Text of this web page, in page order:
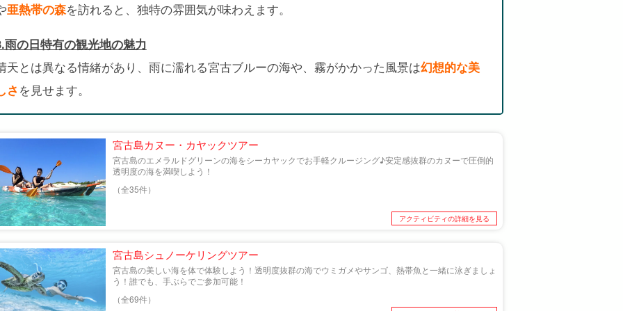
亜熱帯の森を訪れると、独特の雰囲気が味わえます。
雨の日特有の観光地の魅力
天とは異なる情緒があり、雨に濡れる宮古ブルーの海や、霧がかかった風景は幻想的な美
さを見せます。
宮古島カヌー・カヤックツアー
宮古島のエメラルドグリーンの海をシーカヤックでお手軽クルージング♪安定感抜群のカヌーで圧倒的
透明度の海を満喫しよう！
（全35件）
アクティビティの詳細を見る
宮古島シュノーケリングツアー
宮古島の美しい海を体で体験しよう！透明度抜群の海でウミガメやサンゴ、熱帯魚と一緒に泳ぎましょ
う！誰でも、手ぶらでご参加可能！
（全69件）